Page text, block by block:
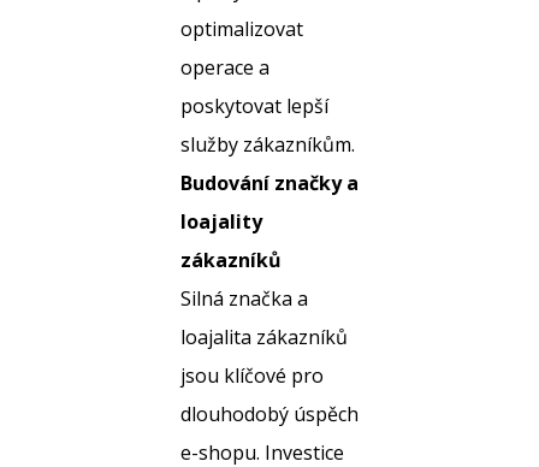
optimalizovat
operace a
poskytovat lepší
služby zákazníkům.
Budování značky a
loajality
zákazníků
Silná značka a
loajalita zákazníků
jsou klíčové pro
dlouhodobý úspěch
e-shopu. Investice